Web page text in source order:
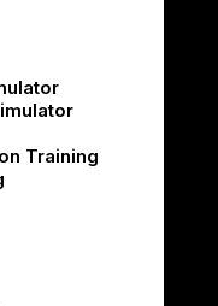
Training
والفنيون خبرة
درّب فريقك على